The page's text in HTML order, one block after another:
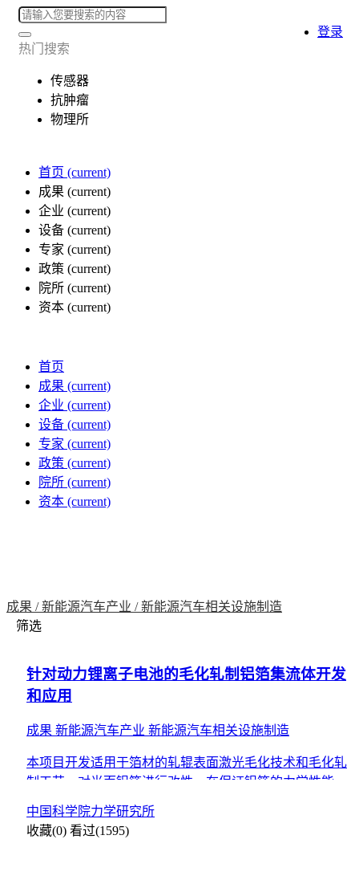
热门搜索
传感器
抗肿瘤
物理所
首页 (current)
成果 (current)
企业 (current)
设备 (current)
专家 (current)
政策 (current)
院所 (current)
资本 (current)
登录
首页
成果 (current)
企业 (current)
设备 (current)
专家 (current)
政策 (current)
院所 (current)
资本 (current)
成果 /新能源汽车产业 /新能源汽车相关设施制造
筛选
针对动力锂离子电池的毛化轧制铝箔集流体开发
和应用
成果 新能源汽车产业 新能源汽车相关设施制造
本项目开发适用于箔材的轧辊表面激光毛化技术和毛化轧
制工艺，对光面铝箔进行改性，在保证铝箔的力学性能的
前提下，增大铝箔比表面积。研究改性铝箔对锂离子电池
的影响机理
中国科学院力学研究所
收藏(0) 看过(1595)